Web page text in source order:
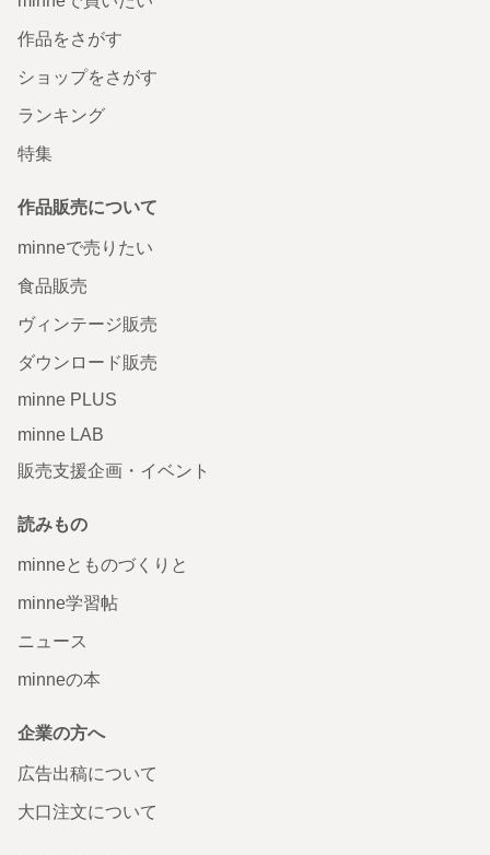
作品をさがす
ショップをさがす
ランキング
特集
作品販売について
minneで売りたい
食品販売
ヴィンテージ販売
ダウンロード販売
minne PLUS
minne LAB
販売支援企画・イベント
読みもの
minneとものづくりと
minne学習帖
ニュース
minneの本
企業の方へ
広告出稿について
大口注文について